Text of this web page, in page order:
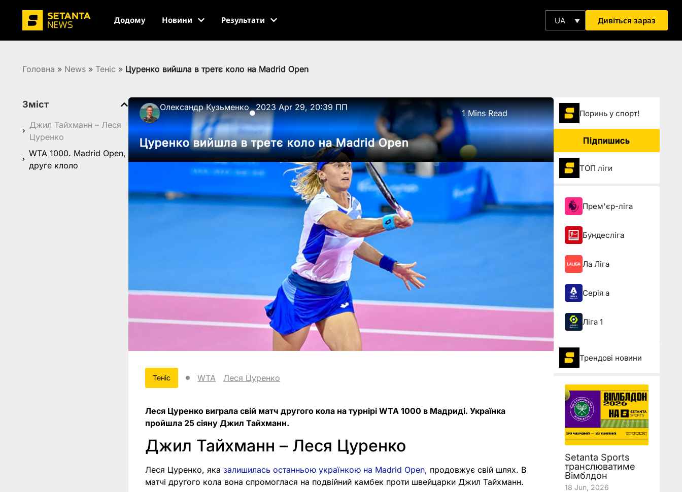
Додому Новини Результати UA Дивіться зараз
Головна » News » Теніс » Цуренко вийшла в третє коло на Madrid Open
Зміст
Джил Тайхманн – Леся
Цуренко
WTA 1000. Madrid Open,
друге клоло
Олександр Кузьменко
●
2023 Apr 29, 20:39 ПП
1 Mins Read
Цуренко вийшла в третє коло на Madrid Open
Теніс WTA Леся Цуренко
Леся Цуренко виграла свій матч другого кола на турнірі WTA 1000 в Мадриді. Українка
пройшла 25 сіяну Джил Тайхманн.
Джил Тайхманн – Леся Цуренко
Леся Цуренко, яказалишилась останньою українкою на Madrid Open, продовжує свій шлях. В
матчі другого кола вона спромоглася на подвійний камбек проти швейцарки Джил Тайхманн.
Поринь у спорт!
Підпишись
ТОП ліги
Прем'єр-ліга
Бундесліга
Ла Ліга
Серія а
Ліга 1
Трендові новини
Setanta Sports
транслюватиме
Вімблдон
18 Jun, 2026